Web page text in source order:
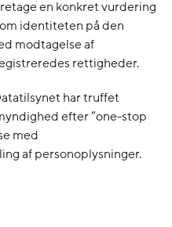
en konkret vurdering
identiteten på den
modtagelse af
rettigheder.
har truffet
efter ”one-stop
med
af personoplysninger.